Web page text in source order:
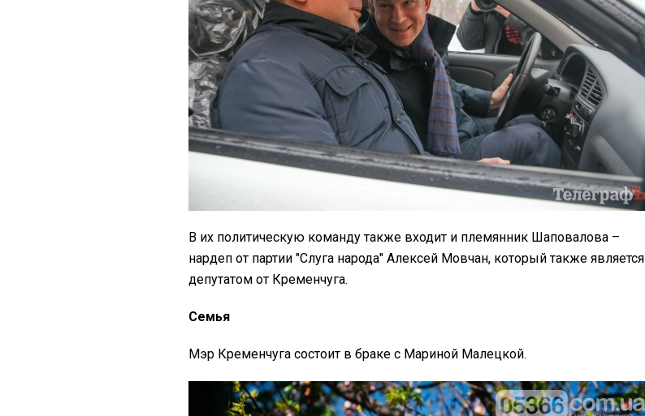
В их политическую команду также входит и племянник Шаповалова –
нардеп от партии "Слуга народа" Алексей Мовчан, который также является
депутатом от Кременчуга.
Семья
Мэр Кременчуга состоит в браке с Мариной Малецкой.